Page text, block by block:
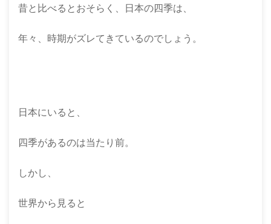
昔と比べるとおそらく、日本の四季は、
年々、時期がズレてきているのでしょう。
日本にいると、
四季があるのは当たり前。
しかし、
世界から見ると